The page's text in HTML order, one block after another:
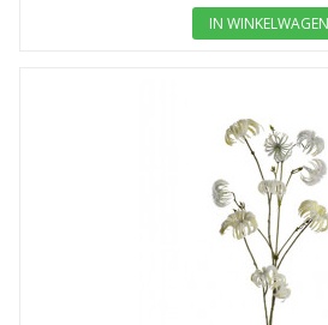
IN WINKELWAGEN